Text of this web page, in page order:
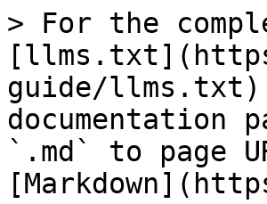
> For the
guide/llms.txt).
documentation
`.md` to page